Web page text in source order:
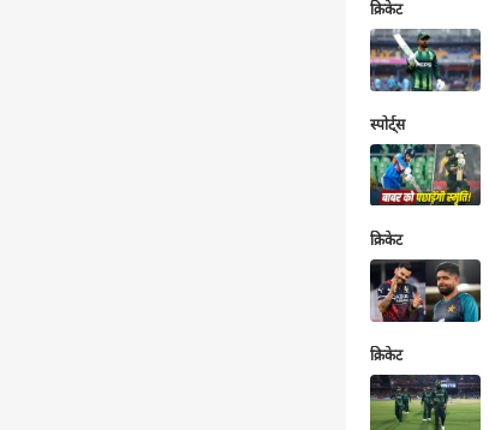
क्रिकेट
स्पोर्ट्स
क्रिकेट
क्रिकेट